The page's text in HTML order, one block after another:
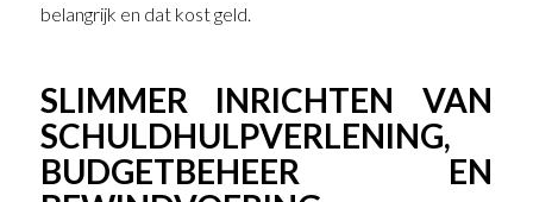
belangrijk en dat kost geld.
SLIMMER INRICHTEN VAN
SCHULDHULPVERLENING,
BUDGETBEHEER EN